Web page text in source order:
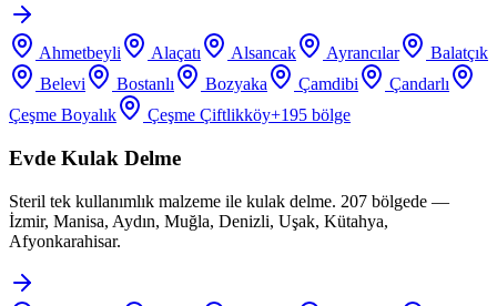
Ahmetbeyli Alaçatı Alsancak Ayrancılar
Balatçık
Belevi
Bostanlı Bozyaka Çamdibi
Çandarlı
Çeşme Boyalık
Çeşme Çiftlikköy+195 bölge
Evde Kulak Delme
Steril tek kullanımlık malzeme ile kulak delme. 207 bölgede —
İzmir, Manisa, Aydın, Muğla, Denizli, Uşak, Kütahya,
Afyonkarahisar.